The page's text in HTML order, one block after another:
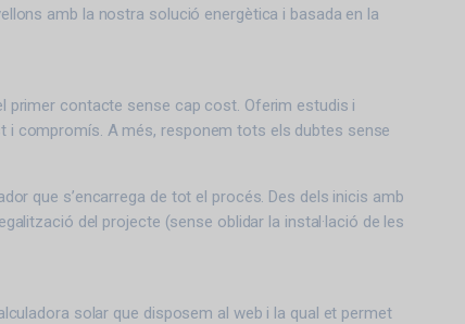
amb la nostra solució energètica i basada en la
primer contacte sense cap cost. Oferim estudis i
i compromís. A més, responem tots els dubtes sense
que s’encarrega de tot el procés. Des dels inicis amb
del projecte (sense oblidar la instal·lació de les
solar que disposem al web i la qual et permet